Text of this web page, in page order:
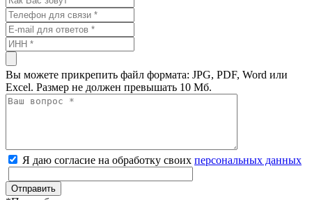
Вы можете прикрепить файл формата: JPG, PDF, Word или
Excel. Размер не должен превышать 10 Мб.
Я даю согласие на обработку своих персональных данных